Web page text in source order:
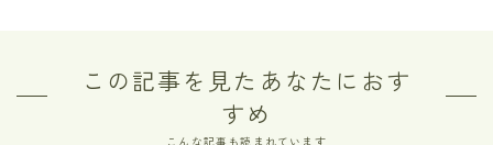
この記事を見たあなたにおす
すめ
こんな記事も読まれています